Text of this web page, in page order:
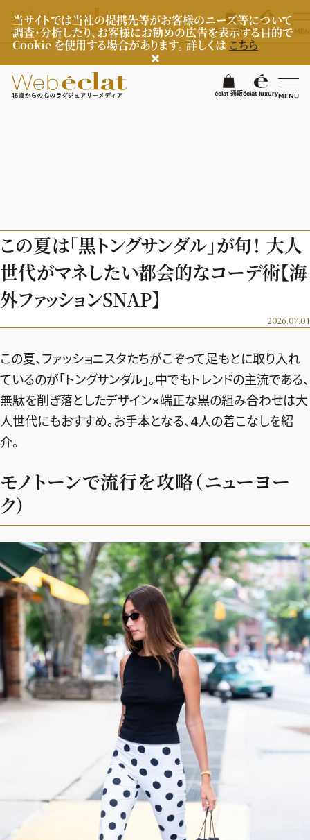
当サイトでは当社の提携先等がお客様のニーズ等について
調査・分析したり、お客様にお勧めの広告を表示する目的で
Cookie を使用する場合があります。 詳しくはこちら
éclat 通販éclat luxuryMENU検
8月の毎日コーデ
50代なに着てる？
ファッション特集
ヘアスタイル・ヘアケア
エイジングケア
メイク
50代ベストコスメ
ヘルスケア
ヘルスケアTOPICS
更年期
ストレッチ・エクササイズ
ダイエット
50代健康のお悩み
ライフスタイル
車・家電
住まい
旅行＆グルメ
カルチャー
50代のお悩み
エクラ 華組
エクラ 華組ランキング
チームJマダムメンバー一覧
チームJマダムランキング
チームJマダム特集
編集長コラム
あら、素敵☆ 手帖
占い
イヴルルド遙華の12星座占い
試し読み
エクラ通販
エクラプレミアムNEWS
デジタルカタログ
エクラプレミアム通販
from編集部
インフォメーション
プレゼント
MAGAZINE
éclat 通販éclat luxury
この夏は「黒トングサンダル」が旬！ 大人
世代がマネしたい都会的なコーデ術【海
外ファッションSNAP】
2026.07.01
この夏、ファッショニスタたちがこぞって足もとに取り入れ
ているのが「トングサンダル」。中でもトレンドの主流である、
無駄を削ぎ落としたデザイン×端正な黒の組み合わせは大
人世代にもおすすめ。お手本となる、4人の着こなしを紹
介。
モノトーンで流行を攻略（ニューヨー
ク）